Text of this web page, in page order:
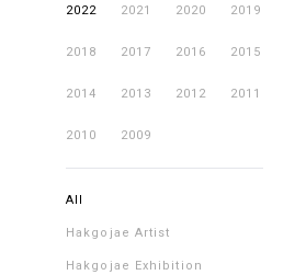
2022 2021 2020 2019
2018 2017 2016 2015
2014 2013 2012 2011
2010 2009
All
Hakgojae Artist
Hakgojae Exhibition